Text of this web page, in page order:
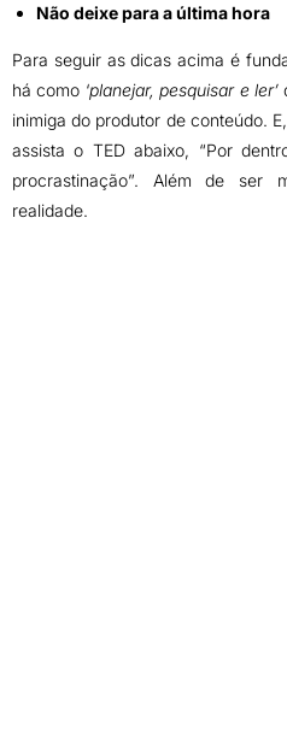
Não deixe para a última hora
Para seguir as dicas acima é
há como ‘planejar, pesquisar e ler’
inimiga do produtor de conteúdo.
assista o TED abaixo, “Por
procrastinação”. Além de ser
realidade.